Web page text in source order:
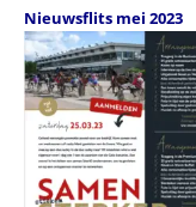
Nieuwsflits mei 2023